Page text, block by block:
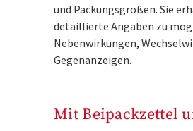
und Packungsgrößen. Sie
detaillierte Angaben zu
Nebenwirkungen,
Gegenanzeigen.
Mit Beipackzettel